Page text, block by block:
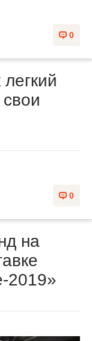
0
0
на
2019»